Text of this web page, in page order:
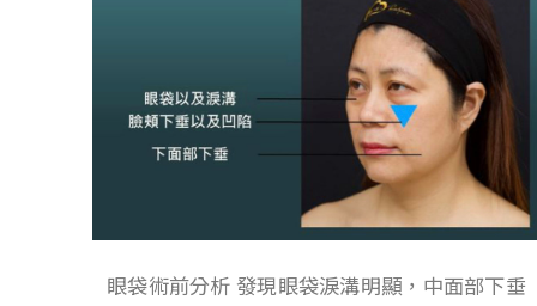
眼袋術前分析 發現眼袋淚溝明顯，中面部下垂